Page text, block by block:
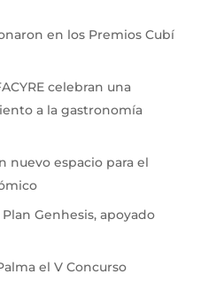
en los Premios Cubí
celebran una
a la gastronomía
nuevo espacio para el
Genhesis, apoyado
el V Concurso